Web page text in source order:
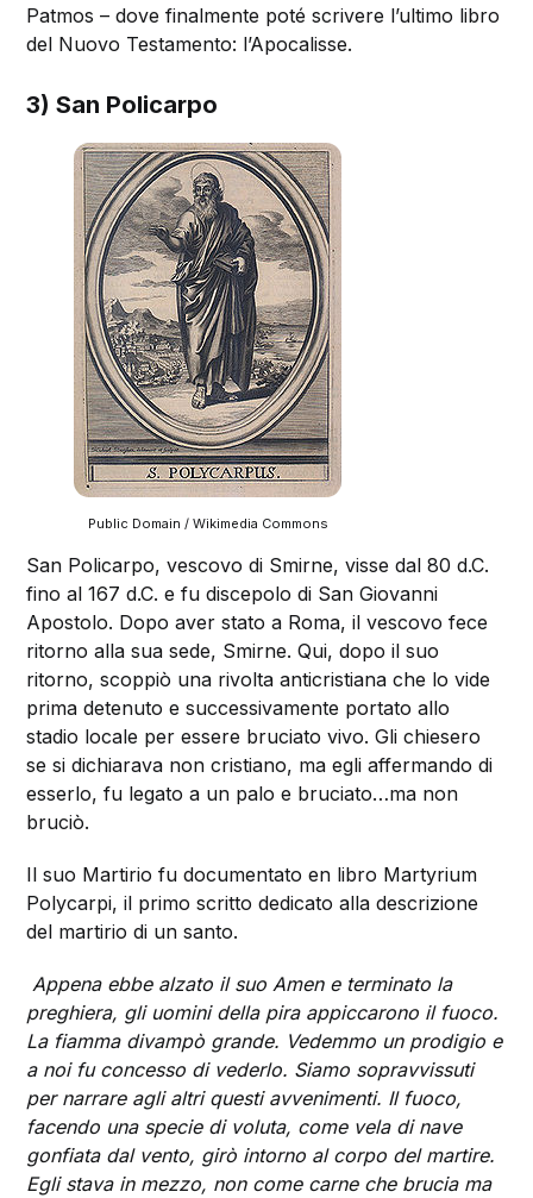
Patmos – dove finalmente poté scrivere l’ultimo libro
del Nuovo Testamento: l’Apocalisse.
3) San Policarpo
Public Domain / Wikimedia Commons
San Policarpo, vescovo di Smirne, visse dal 80 d.C.
fino al 167 d.C. e fu discepolo di San Giovanni
Apostolo. Dopo aver stato a Roma, il vescovo fece
ritorno alla sua sede, Smirne. Qui, dopo il suo
ritorno, scoppiò una rivolta anticristiana che lo vide
prima detenuto e successivamente portato allo
stadio locale per essere bruciato vivo. Gli chiesero
se si dichiarava non cristiano, ma egli affermando di
esserlo, fu legato a un palo e bruciato…ma non
bruciò.
Il suo Martirio fu documentato en libro Martyrium
Polycarpi, il primo scritto dedicato alla descrizione
del martirio di un santo.
Appena ebbe alzato il suo Amen e terminato la
preghiera, gli uomini della pira appiccarono il fuoco.
La fiamma divampò grande. Vedemmo un prodigio e
a noi fu concesso di vederlo. Siamo sopravvissuti
per narrare agli altri questi avvenimenti. Il fuoco,
facendo una specie di voluta, come vela di nave
gonfiata dal vento, girò intorno al corpo del martire.
Egli stava in mezzo, non come carne che brucia ma